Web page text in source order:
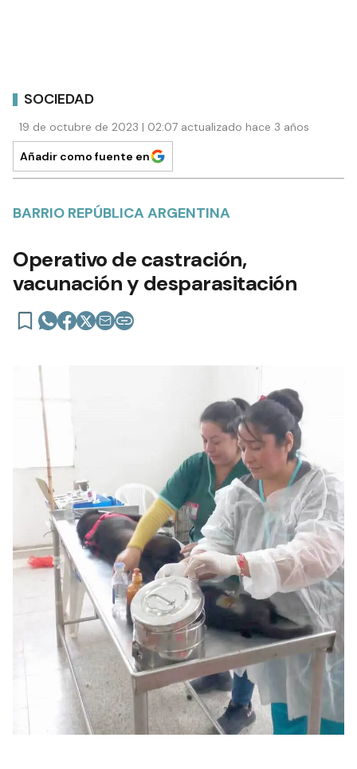
SOCIEDAD
19 de octubre de 2023 | 02:07 actualizado hace 3 años
Añadir como fuente en
BARRIO REPÚBLICA ARGENTINA
Operativo de castración,
vacunación y desparasitación